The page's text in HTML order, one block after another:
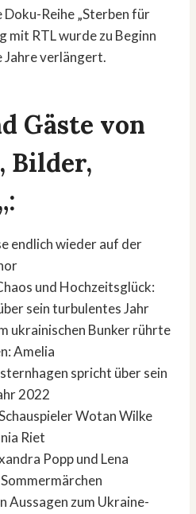
Reihe „Sterben für
mit RTL wurde zu Beginn
Jahre verlängert.
Gäste von
Bilder,
endlich wieder auf der
und Hochzeitsglück:
sein turbulentes Jahr
ukrainischen Bunker rührte
Amelia
spricht über sein
2022
Wotan Wilke
Riet
Popp und Lena
Aussagen zum Ukraine-